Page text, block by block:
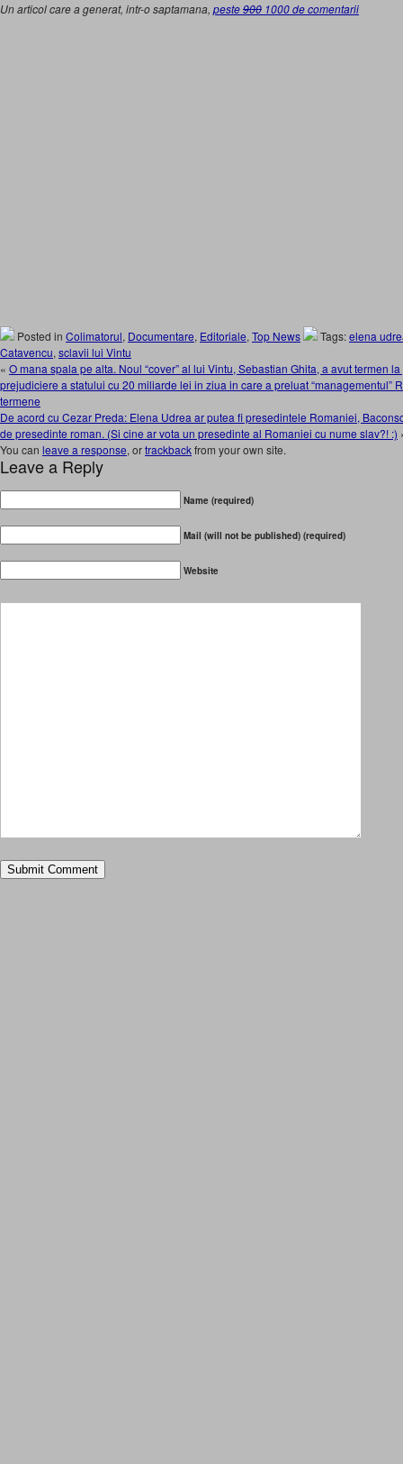
Un articol care a generat, intr-o saptamana, peste900 1000 de comentarii
Posted in Colimatorul, Documentare, Editoriale, Top News Tags:elena
Catavencu, sclavii lui Vintu
« O mana spala pe alta. Noul “cover” al lui Vintu, Sebastian Ghita, a avut termen
prejudiciere a statului cu 20 miliarde lei in ziua in care a preluat “managementul”
termene
De acord cu Cezar Preda: Elena Udrea ar putea fi presedintele Romaniei,
de presedinte roman. (Si cine ar vota un presedinte al Romaniei cu nume slav?! :)
You can leave a response, ortrackbackfrom your own site.
Leave a Reply
Name (required)
Mail (will not be published) (required)
Website